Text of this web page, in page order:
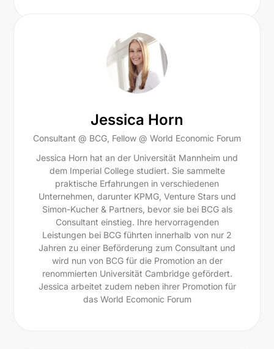
Jessica Horn
Consultant @ BCG, Fellow @ World Economic Forum
Jessica Horn hat an der Universität Mannheim und
dem Imperial College studiert. Sie sammelte
praktische Erfahrungen in verschiedenen
Unternehmen, darunter KPMG, Venture Stars und
Simon-Kucher & Partners, bevor sie bei BCG als
Consultant einstieg. Ihre hervorragenden
Leistungen bei BCG führten innerhalb von nur 2
Jahren zu einer Beförderung zum Consultant und
wird nun von BCG für die Promotion an der
renommierten Universität Cambridge gefördert.
Jessica arbeitet zudem neben ihrer Promotion für
das World Ecomonic Forum